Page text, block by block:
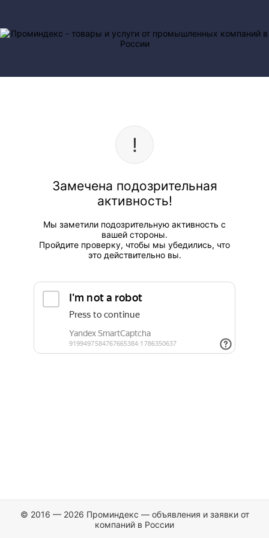
Замечена подозрительная
активность!
Мы заметили подозрительную активность с
вашей стороны.
Пройдите проверку, чтобы мы убедились, что
это действительно вы.
© 2016 — 2026 Проминдекс — объявления и заявки от
компаний в России